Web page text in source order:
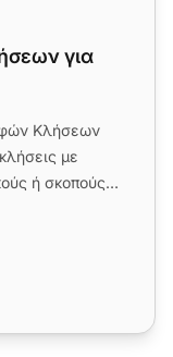
για
Κλήσεων
με
ή σκοπούς